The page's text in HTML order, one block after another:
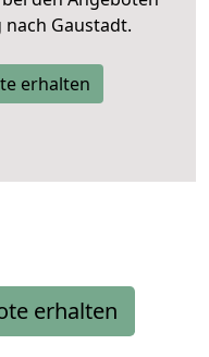
Gaustadt.
erhalten
erhalten